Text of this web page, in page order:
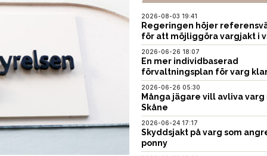
2026-08-03 19:41
Regeringen höjer
för att möjliggöra vargjakt i
2026-06-26 18:07
En mer individbaserad
förvaltningsplan för varg
2026-06-26 05:30
Många jägare vill avliva varg
Skåne
2026-06-24 17:17
Skyddsjakt på varg som
ponny